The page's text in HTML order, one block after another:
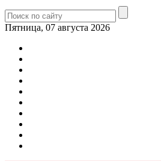
Пятница, 07 августа 2026